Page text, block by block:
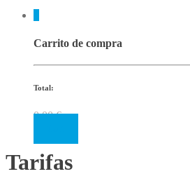
Carrito de compra
Total:
0.00€
Tarifas